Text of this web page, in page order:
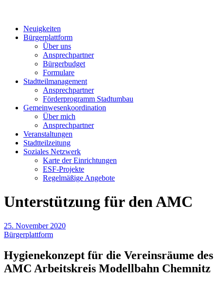
Neuigkeiten
Bürgerplattform
Über uns
Ansprechpartner
Bürgerbudget
Formulare
Stadtteilmanagement
Ansprechpartner
Förderprogramm Stadtumbau
Gemeinwesenkoordination
Über mich
Ansprechpartner
Veranstaltungen
Stadtteilzeitung
Soziales Netzwerk
Karte der Einrichtungen
ESF-Projekte
Regelmäßige Angebote
Unterstützung für den AMC
25. November 2020
Bürgerplattform
Hygienekonzept für die Vereinsräume des
AMC Arbeitskreis Modellbahn Chemnitz